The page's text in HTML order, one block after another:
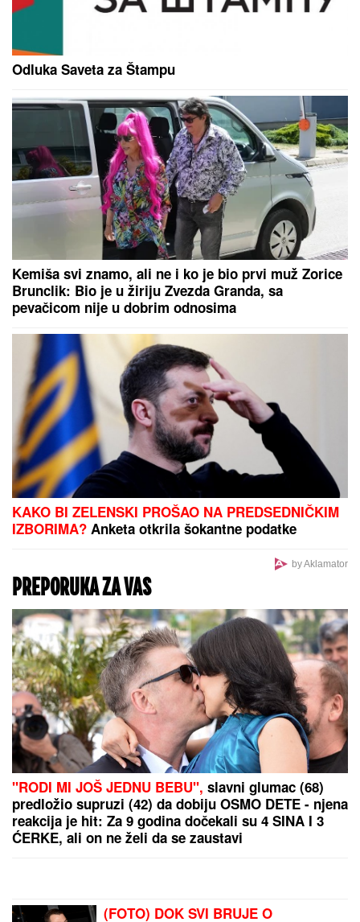
žestoka rasprava o slobodi i veri jer
može da diše"
Patolozi koji su radili OBDUKCIJU Majkla Džeksona
OSTALI U UŽASU: Nije imao svoj nos, telo mu se
raspadalo, a evo šta su mu pronašli u želucu
PREDLOZI ZA GOLOVE:
izdvaja - vi birate
Odluka Saveta za Štampu
Kemiša svi znamo, ali ne i ko je bio prvi muž Zorice
Brunclik: Bio je u žiriju Zvezda Granda, sa
pevačicom nije u dobrim odnosima